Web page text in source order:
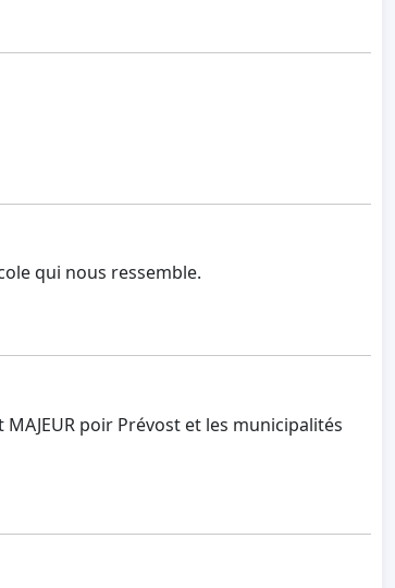
qui nous ressemble.
poir Prévost et les municipalités